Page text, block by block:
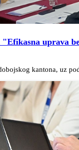
uprava
kantona, uz